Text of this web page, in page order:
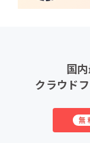
国
クラウド